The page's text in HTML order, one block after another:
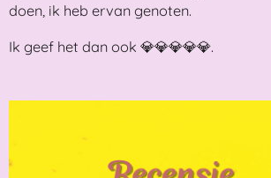
doen, ik heb ervan genoten.
Ik geef het dan ook 💎💎💎💎💎.